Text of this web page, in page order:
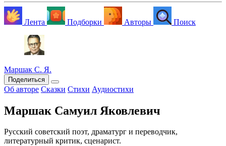
Лента Подборки Авторы Поиск
Маршак С. Я.
Поделиться
Об авторе Сказки Стихи Аудиостихи
Маршак Самуил Яковлевич
Русский советский поэт, драматург и переводчик,
литературный критик, сценарист.